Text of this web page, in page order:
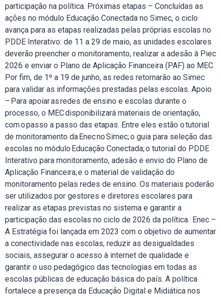
participação na política. Próximas etapas – Concluídas as
ações no módulo Educação Conectada no Simec, o ciclo
avança para as etapas realizadas pelas próprias escolas no
PDDE Interativo: de 11 a 29 de maio, as unidades escolares
deverão preencher o monitoramento, realizar a adesão à Piec
2026 e enviar o Plano de Aplicação Financeira (PAF) ao MEC.
Por fim, de 1º a 19 de junho, as redes retornarão ao Simec
para validar as informações prestadas pelas escolas. Apoio
– Para apoiar as redes de ensino e escolas durante o
processo, o MEC disponibilizará materiais de orientação,
com o passo a passo das etapas. Entre eles estão o tutorial
de monitoramento da Enec no Simec; o guia para seleção das
escolas no módulo Educação Conectada; o tutorial do PDDE
Interativo para monitoramento, adesão e envio do Plano de
Aplicação Financeira; e o material de validação do
monitoramento pelas redes de ensino. Os materiais poderão
ser utilizados por gestores e diretores escolares para
realizar as etapas previstas no sistema e garantir a
participação das escolas no ciclo de 2026 da política. Enec –
A Estratégia foi lançada em 2023 com o objetivo de aumentar
a conectividade nas escolas, reduzir as desigualdades
sociais, assegurar o acesso à internet de qualidade e
garantir o uso pedagógico das tecnologias em todas as
escolas públicas de educação básica do país. A política
fortalece a presença da Educação Digital e Midiática nos